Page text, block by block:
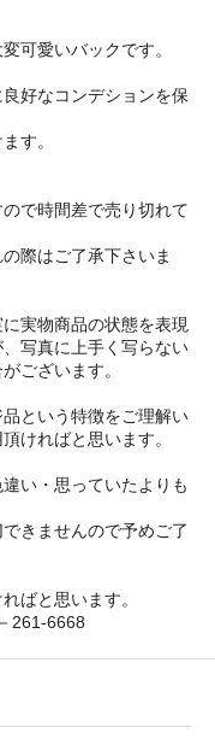
可愛いバックです。
好なコンデションを保
す。
で時間差で売り切れて
際はご了承下さいま
実物商品の状態を表現
写真に上手く写らない
ございます。
という特徴をご理解い
ければと思います。
い・思っていたよりも
きませんので予めご了
ばと思います。
261-6668